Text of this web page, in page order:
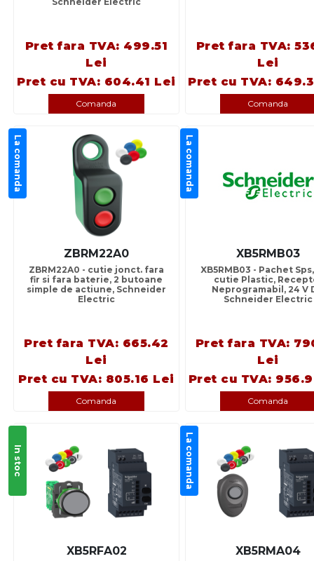
Pret fara TVA: 499.51
Lei
Pret cu TVA: 604.41 Lei
Comanda
Pret fara TVA:
Lei
Pret cu TVA:
Comanda
La comanda
ZBRM22A0
ZBRM22A0 - cutie jonct. fara
fir si fara baterie, 2 butoane
simple de actiune, Schneider
Electric
Pret fara TVA: 665.42
Lei
Pret cu TVA: 805.16 Lei
Comanda
La comanda
XB5RMB03
XB5RMB03 - Pachet
cutie Plastic,
Neprogramabil, 24 V
Schneider Electric
Pret fara TVA:
Lei
Pret cu TVA:
Comanda
In stoc
XB5RFA02
La comanda
XB5RMA04